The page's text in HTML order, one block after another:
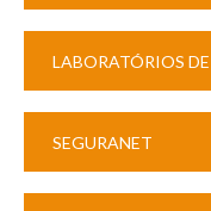
LABORATÓRIOS
SEGURANET